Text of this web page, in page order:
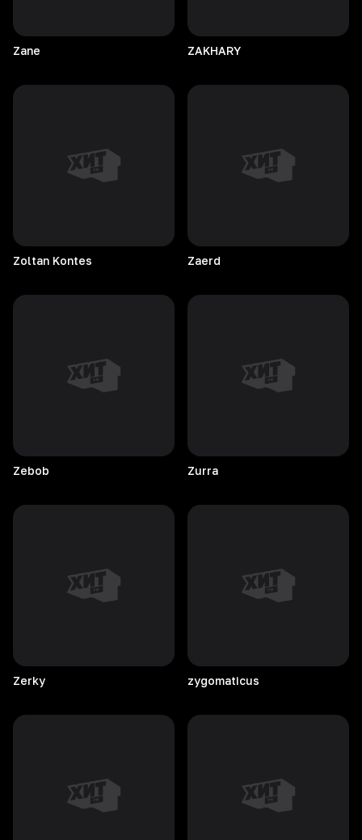
Zane ZAKHARY
Zoltan Kontes Zaerd
Zebob Zurra
Zerky zygomaticus